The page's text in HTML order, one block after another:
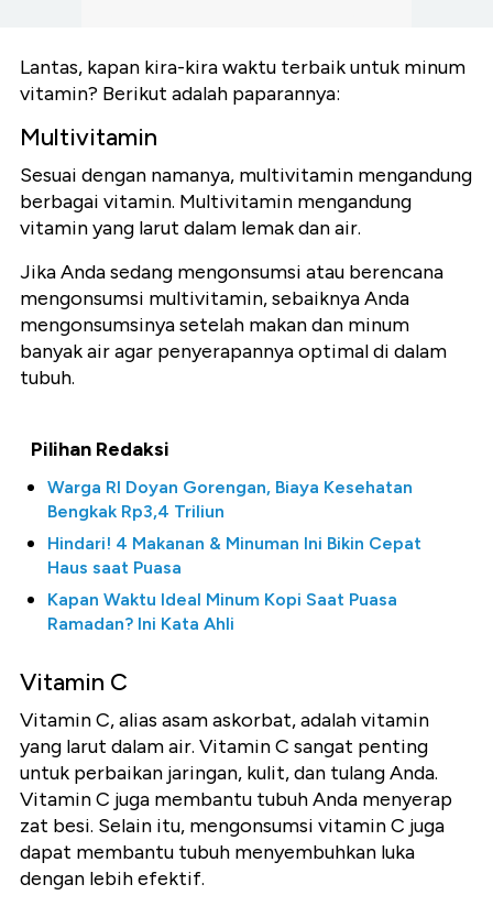
Lantas, kapan kira-kira waktu terbaik untuk minum
vitamin? Berikut adalah paparannya:
Multivitamin
Sesuai dengan namanya, multivitamin mengandung
berbagai vitamin. Multivitamin mengandung
vitamin yang larut dalam lemak dan air.
Jika Anda sedang mengonsumsi atau berencana
mengonsumsi multivitamin, sebaiknya Anda
mengonsumsinya setelah makan dan minum
banyak air agar penyerapannya optimal di dalam
tubuh.
Pilihan Redaksi
Warga RI Doyan Gorengan, Biaya Kesehatan
Bengkak Rp3,4 Triliun
Hindari! 4 Makanan & Minuman Ini Bikin Cepat
Haus saat Puasa
Kapan Waktu Ideal Minum Kopi Saat Puasa
Ramadan? Ini Kata Ahli
Vitamin C
Vitamin C, alias asam askorbat, adalah vitamin
yang larut dalam air. Vitamin C sangat penting
untuk perbaikan jaringan, kulit, dan tulang Anda.
Vitamin C juga membantu tubuh Anda menyerap
zat besi. Selain itu, mengonsumsi vitamin C juga
dapat membantu tubuh menyembuhkan luka
dengan lebih efektif.